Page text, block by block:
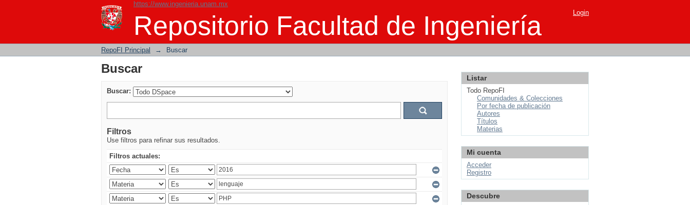
https://www.ingenieria.unam.mx
Repositorio Facultad de Ingeniería
Buscar Login
RepoFI Principal → Buscar
Buscar
Buscar:
Filtros
Use filtros para refinar sus resultados.
Filtros actuales:
Listar
Todo RepoFI
Comunidades & Colecciones
Por fecha de publicación
Autores
Títulos
Materias
Mi cuenta
Acceder
Registro
Descubre